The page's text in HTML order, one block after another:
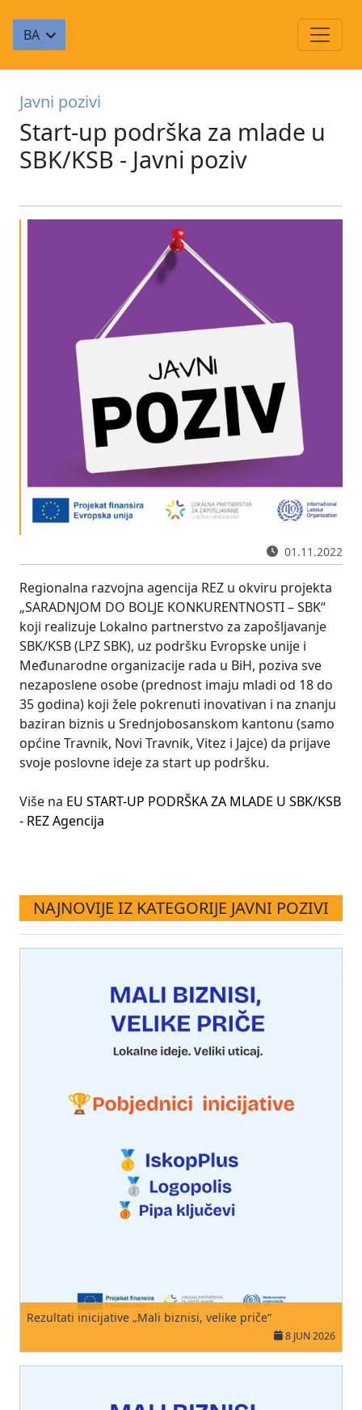
BA
Javni pozivi
Start-up podrška za mlade u
SBK/KSB - Javni poziv
01.11.2022
Regionalna razvojna agencija REZ u okviru projekta
„SARADNJOM DO BOLJE KONKURENTNOSTI – SBK“
koji realizuje Lokalno partnerstvo za zapošljavanje
SBK/KSB (LPZ SBK), uz podršku Evropske unije i
Međunarodne organizacije rada u BiH, poziva sve
nezaposlene osobe (prednost imaju mladi od 18 do
35 godina) koji žele pokrenuti inovativan i na znanju
baziran biznis u Srednjobosanskom kantonu (samo
općine Travnik, Novi Travnik, Vitez i Jajce) da prijave
svoje poslovne ideje za start up podršku.
Više na EU START-UP PODRŠKA ZA MLADE U SBK/KSB
- REZ Agencija
NAJNOVIJE IZ KATEGORIJE JAVNI POZIVI
Rezultati inicijative „Mali biznisi, velike priče“
8 JUN 2026